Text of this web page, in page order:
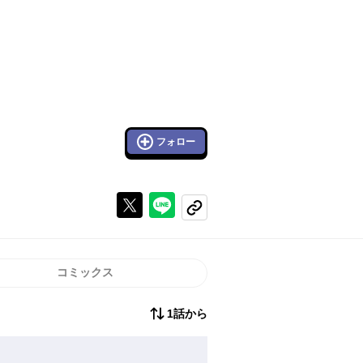
フォロー
Xで投稿するラインでシェアする
コピーする
コミックス
1話から